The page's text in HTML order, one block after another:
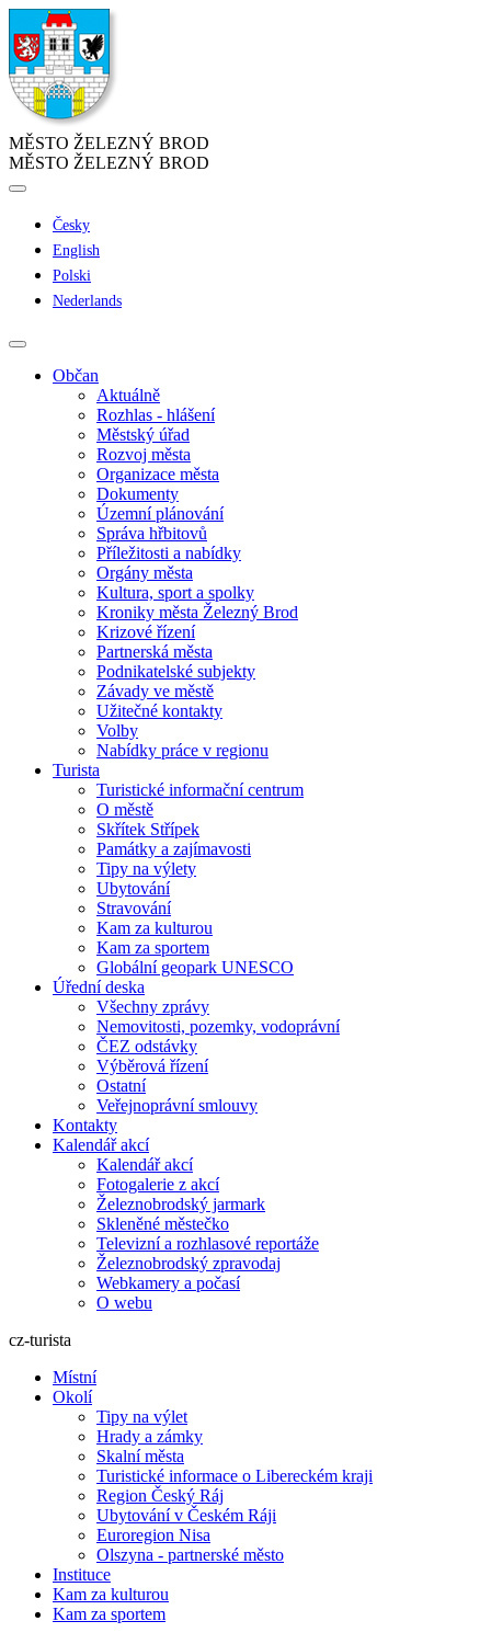
MĚSTO ŽELEZNÝ BROD
MĚSTO ŽELEZNÝ BROD
Česky
English
Polski
Nederlands
Občan
Aktuálně
Rozhlas - hlášení
Městský úřad
Rozvoj města
Organizace města
Dokumenty
Územní plánování
Správa hřbitovů
Příležitosti a nabídky
Orgány města
Kultura, sport a spolky
Kroniky města Železný Brod
Krizové řízení
Partnerská města
Podnikatelské subjekty
Závady ve městě
Užitečné kontakty
Volby
Nabídky práce v regionu
Turista
Turistické informační centrum
O městě
Skřítek Střípek
Památky a zajímavosti
Tipy na výlety
Ubytování
Stravování
Kam za kulturou
Kam za sportem
Globální geopark UNESCO
Úřední deska
Všechny zprávy
Nemovitosti, pozemky, vodoprávní
ČEZ odstávky
Výběrová řízení
Ostatní
Veřejnoprávní smlouvy
Kontakty
Kalendář akcí
Kalendář akcí
Fotogalerie z akcí
Železnobrodský jarmark
Skleněné městečko
Televizní a rozhlasové reportáže
Železnobrodský zpravodaj
Webkamery a počasí
O webu
cz-turista
Místní
Okolí
Tipy na výlet
Hrady a zámky
Skalní města
Turistické informace o Libereckém kraji
Region Český Ráj
Ubytování v Českém Ráji
Euroregion Nisa
Olszyna - partnerské město
Instituce
Kam za kulturou
Kam za sportem